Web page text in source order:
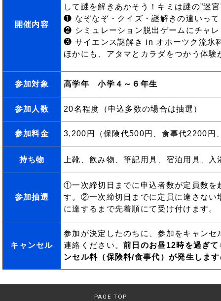
開催内容
して謎を解きあかそう！キミは謎の”迷
❶ なぞなぞ・クイズ・謎解きの違いっ
❷ シミュレーション脱出ゲームにチャ
❸ サイエンス謎解き in オホーツク流氷
ほかにも、アタマとカラダをつかう体験
参加対象 高学年 小学４～６年生
参加人数 20名程度（申込多数の場合は抽選）
参加料金 3,200円（保険代500円、食事代2200円
持ち物 上靴、飲み物、筆記用具、宿泊用具、
参加抽選
①一次締切日までに申込者数が定員数を
す。②一次締切日までに定員に達さない
に達するまで先着順にて受け付けます。
キャンセル
参加が決定したのちに、参加をキャン
連絡ください。前日のお昼12時を過ぎ
ンセル料（保険料/食事代）が発生します
PAGE TOP